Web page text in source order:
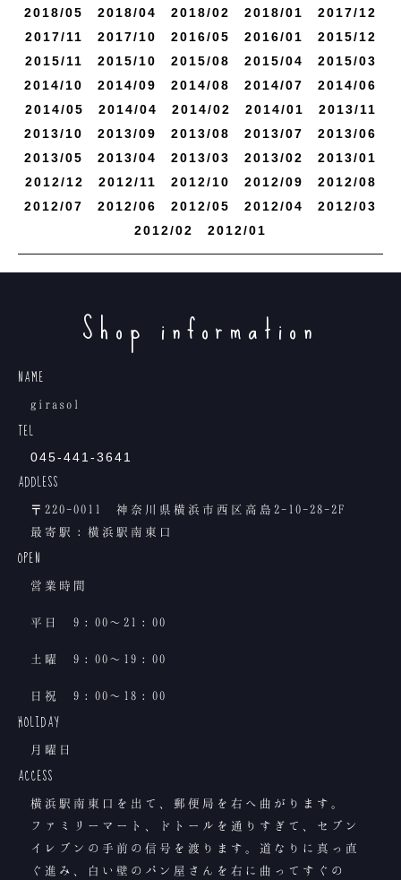
火・木・金 10:30〜18:30
水 10:30〜
19:00
土・日 10:00〜
○ 休日
月曜日・第二火曜日
横浜市西区高島2丁目10-28
双洋ビル2Ｆ
○ 連絡先
横浜東口を出て徒歩5分、
ン
ｇｉｒａｓｏｌ（ヒラソ
○受付時間
火・木・金 10:30〜18:30
水 10:30〜
○ 休日
かわいいですね！カラーはホワ
イティアッシュでハーフモデル
さんのように。
美和ちゃんどうもありがと
2018/
5 2018/ 4 2018/ 2 2018/ 1 2017/12
2017/11 2017/10 2016/ 5 2016/ 1 2015/12
2015/11 2015/10 2015/ 8 2015/ 4 2015/
3
2014/10 2014/ 9 2014/ 8 2014/ 7 2014/
6
2014/
5 2014/ 4 2014/ 2 2014/ 1 2013/11
2013/10 2013/ 9 2013/ 8 2013/ 7 2013/
6
2013/
5 2013/ 4 2013/ 3 2013/ 2 2013/
1
2012/12 2012/11 2012/10 2012/ 9 2012/
8
2012/
7 2012/ 6 2012/ 5 2012/ 4 2012/
3
2012/
2 2012/ 1
Shop information
NAME
girasol
TEL
045-441-3641
ADDLESS
〒220-0011 神奈川県横浜市西区高島2-10-28-2F
最寄駅：横浜駅南東口
OPEN
営業時間
平日 9：00〜21：00
土曜 9：00〜19：00
日祝 9：00〜18：00
HOLIDAY
月曜日
ACCESS
横浜駅南東口を出て、郵便局を右へ曲がります。
ファミリーマート、ドトールを通りすぎて、セブン
イレブンの手前の信号を渡ります。道なりに真っ直
ぐ進み、白い壁のパン屋さんを右に曲ってすぐの